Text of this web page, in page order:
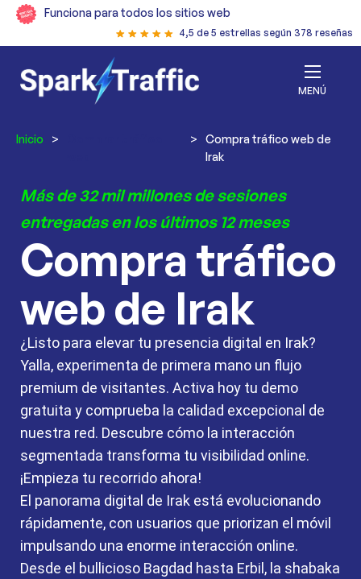
Funciona para todos los sitios web
4,5 de 5 estrellas según 378 reseñas
MENÚ
Inicio > >
Compra tráfico web de
Irak
Más de 32 mil millones de sesiones
entregadas en los últimos 12 meses
Compra tráfico
web de Irak
¿Listo para elevar tu presencia digital en Irak?
Yalla, experimenta de primera mano un flujo
premium de visitantes. Activa hoy tu demo
gratuita y comprueba la calidad excepcional de
nuestra red. Descubre cómo la interacción
segmentada transforma tu visibilidad online.
¡Empieza tu recorrido ahora!
El panorama digital de Irak está evolucionando
rápidamente, con usuarios que priorizan el móvil
impulsando una enorme interacción online.
Desde el bullicioso Bagdad hasta Erbil, la shabaka